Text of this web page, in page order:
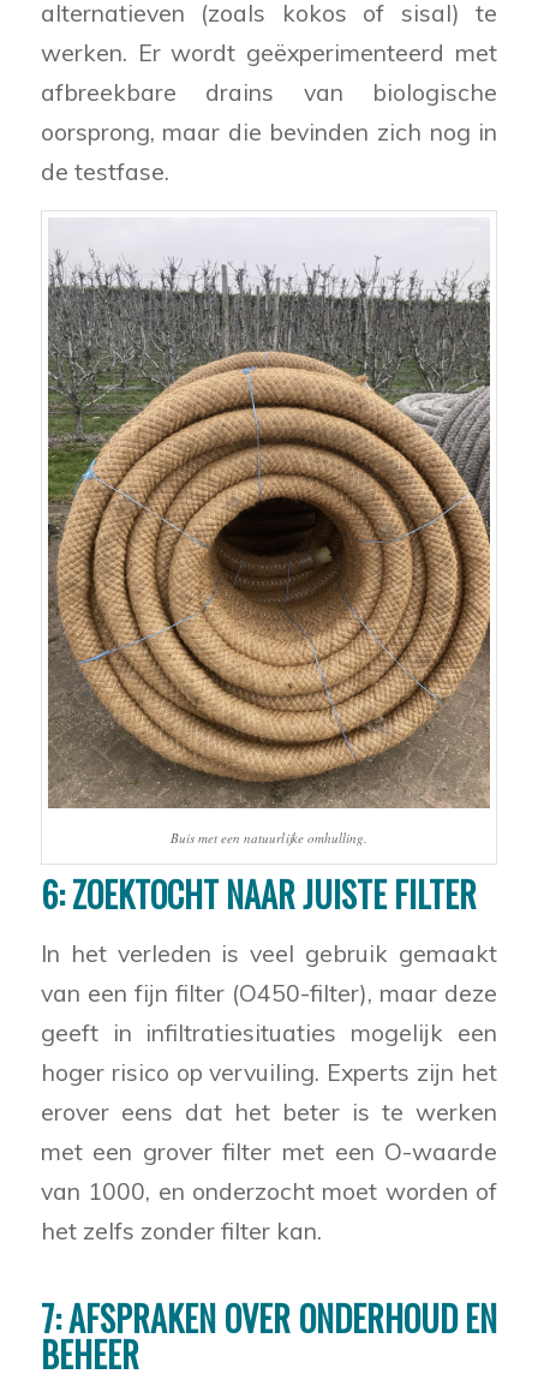
alternatieven (zoals kokos of sisal) te
werken. Er wordt geëxperimenteerd met
afbreekbare drains van biologische
oorsprong, maar die bevinden zich nog in
de testfase.
Buis met een natuurlijke omhulling.
6: ZOEKTOCHT NAAR JUISTE FILTER
In het verleden is veel gebruik gemaakt
van een fijn filter (O450-filter), maar deze
geeft in infiltratiesituaties mogelijk een
hoger risico op vervuiling. Experts zijn het
erover eens dat het beter is te werken
met een grover filter met een O-waarde
van 1000, en onderzocht moet worden of
het zelfs zonder filter kan.
7: AFSPRAKEN OVER ONDERHOUD EN
BEHEER